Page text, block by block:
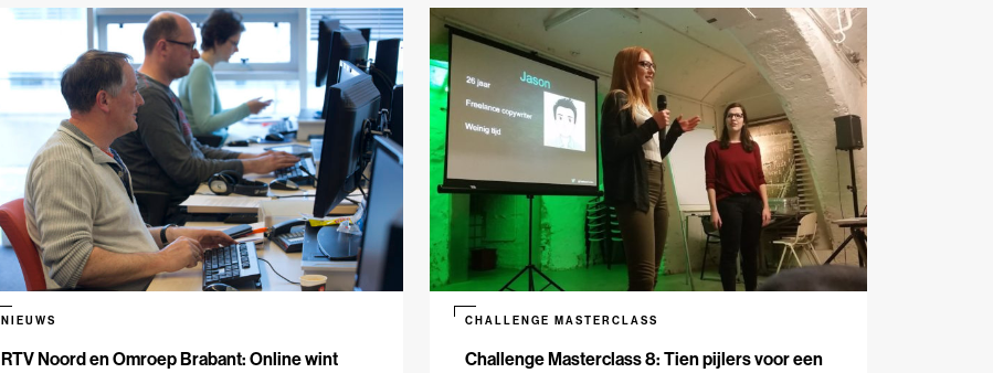
RTV Noord en Omroep Brabant: Online wint
NIEUWS
Challenge Masterclass 8: Tien pijlers voor een
CHALLENGE MASTERCLASS